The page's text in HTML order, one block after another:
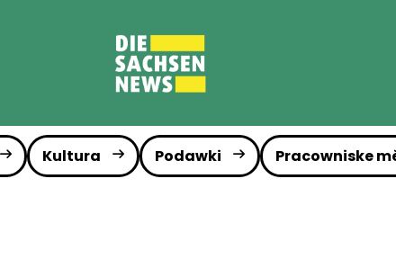
Kultura Podawki Pracowniske